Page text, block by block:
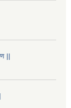
||